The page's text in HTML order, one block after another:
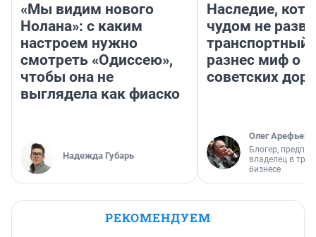
«Мы видим нового
Нолана»: с каким
настроем нужно
смотреть «Одиссею»,
чтобы она не
выглядела как фиаско
Надежда Губарь
Наследие,
чудом не
транспортный
разнес миф о
советских
Олег Арефьев
Блогер,
владелец в
бизнесе
РЕКОМЕНДУЕМ